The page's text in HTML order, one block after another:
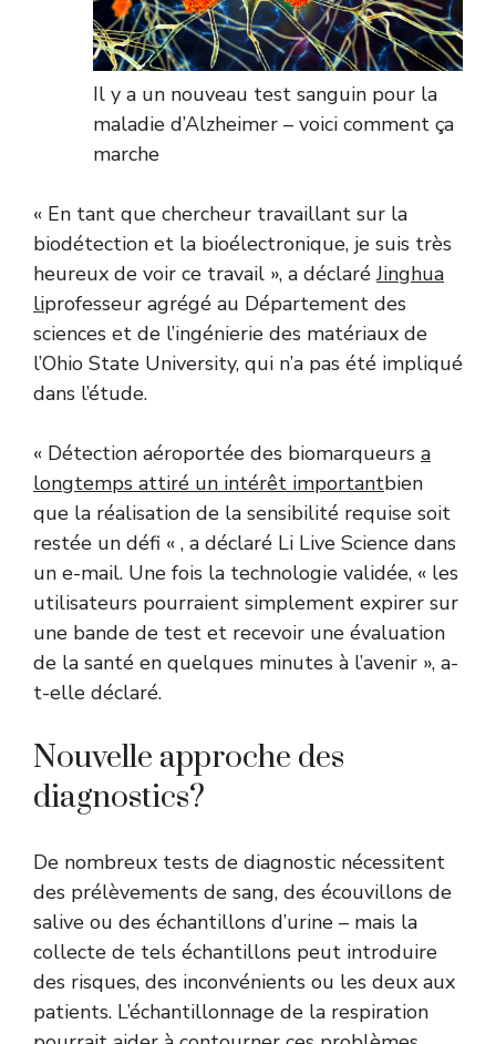
Il y a un nouveau test sanguin pour la
maladie d’Alzheimer – voici comment ça
marche
« En tant que chercheur travaillant sur la
biodétection et la bioélectronique, je suis très
heureux de voir ce travail », a déclaréJinghua
liprofesseur agrégé au Département des
sciences et de l’ingénierie des matériaux de
l’Ohio State University, qui n’a pas été impliqué
dans l’étude.
« Détection aéroportée des biomarqueurs a
longtemps attiré un intérêt importantbien
que la réalisation de la sensibilité requise soit
restée un défi « , a déclaré Li Live Science dans
un e-mail. Une fois la technologie validée, « les
utilisateurs pourraient simplement expirer sur
une bande de test et recevoir une évaluation
de la santé en quelques minutes à l’avenir », a-
t-elle déclaré.
Nouvelle approche des
diagnostics?
De nombreux tests de diagnostic nécessitent
des prélèvements de sang, des écouvillons de
salive ou des échantillons d’urine – mais la
collecte de tels échantillons peut introduire
des risques, des inconvénients ou les deux aux
patients. L’échantillonnage de la respiration